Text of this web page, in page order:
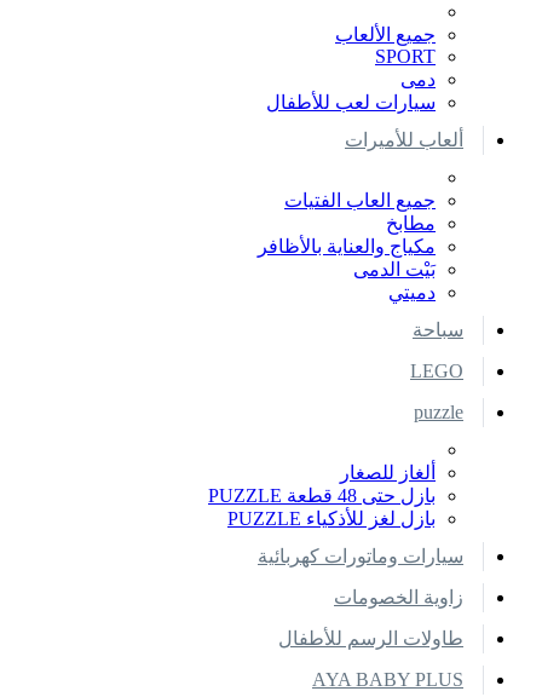
جميع الألعاب
SPORT
دمى
سيارات لعب للأطفال
ألعاب للأميرات
جميع العاب الفتيات
مطابخ
مكياج والعناية بالأظافر
بَيْت الدمى
دميتي
سباحة
LEGO
puzzle
ألغاز للصغار
بازل حتى 48 قطعة PUZZLE
بازل لغز للأذكياء PUZZLE
سيارات وماتورات كهربائية
زاوية الخصومات
طاولات الرسم للأطفال
AYA BABY PLUS